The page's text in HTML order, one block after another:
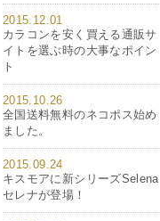
2015.12.01
カラコンを安く買える通販サ
イトを選ぶ時の大事なポイン
ト
2015.10.26
全国送料無料のネコポス始め
ました。
2015.09.24
キスモアに新シリーズSelena
セレナが登場！